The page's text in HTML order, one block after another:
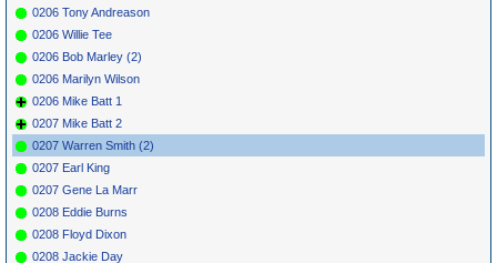
0206 Tony Andreason
0206 Willie Tee
0206 Bob Marley (2)
0206 Marilyn Wilson
0206 Mike Batt 1
0207 Mike Batt 2
0207 Warren Smith (2)
0207 Earl King
0207 Gene La Marr
0208 Eddie Burns
0208 Floyd Dixon
0208 Jackie Day